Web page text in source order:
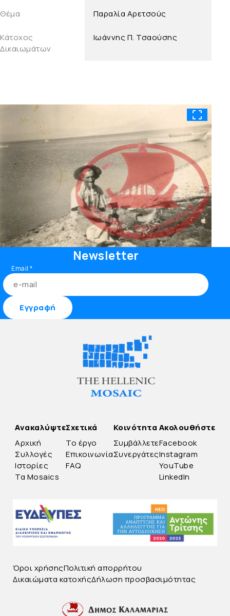
Θέμα Παραλία Αρετσούς
Κάτοχος
Δικαιωμάτων
Ιωάννης Π. Τσαούσης
Newsletter
Email*
Ανακαλύψτε
Αρχική
Συλλογές
Ιστορίες
Τα Mosaics
Σχετικά
Το έργο
Επικοινωνία
FAQ
Κοινότητα
Συμβάλλετε
Συνεργάτες
Ακολουθήστε
Facebook
Instagram
YouTube
LinkedIn
Όροι χρήσηςΠολιτική απορρήτου
Δικαιώματα κατοχήςΔήλωση προσβασιμότητας